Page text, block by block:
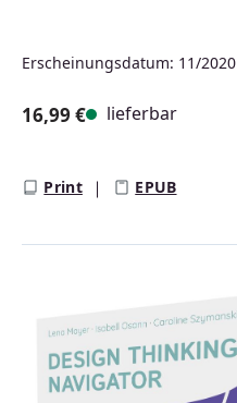
Erscheinungsdatum: 11/2020
16,99 € lieferbar
Print EPUB